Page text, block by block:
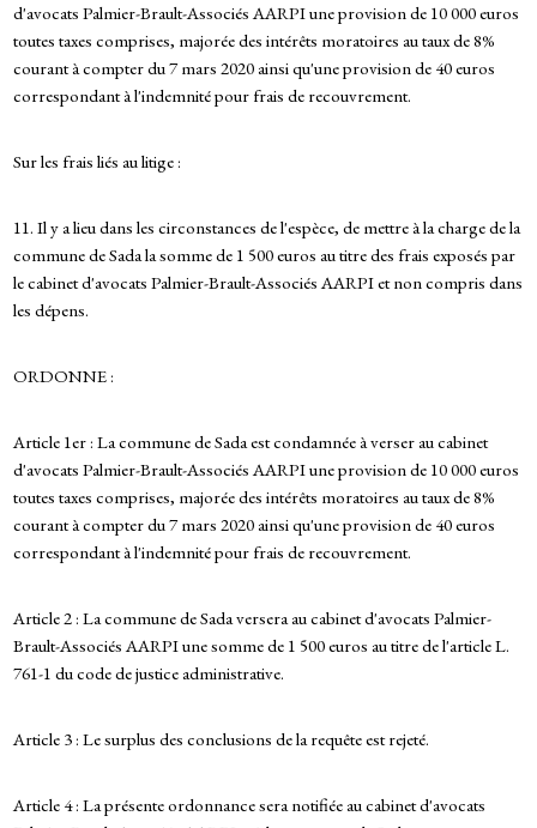
d'avocats Palmier-Brault-Associés AARPI une provision de 10 000 euros
toutes taxes comprises, majorée des intérêts moratoires au taux de 8%
courant à compter du 7 mars 2020 ainsi qu'une provision de 40 euros
correspondant à l'indemnité pour frais de recouvrement.
Sur les frais liés au litige :
11. Il y a lieu dans les circonstances de l'espèce, de mettre à la charge de la
commune de Sada la somme de 1 500 euros au titre des frais exposés par
le cabinet d'avocats Palmier-Brault-Associés AARPI et non compris dans
les dépens.
ORDONNE :
Article 1er : La commune de Sada est condamnée à verser au cabinet
d'avocats Palmier-Brault-Associés AARPI une provision de 10 000 euros
toutes taxes comprises, majorée des intérêts moratoires au taux de 8%
courant à compter du 7 mars 2020 ainsi qu'une provision de 40 euros
correspondant à l'indemnité pour frais de recouvrement.
Article 2 : La commune de Sada versera au cabinet d'avocats Palmier-
Brault-Associés AARPI une somme de 1 500 euros au titre de l'article L.
761-1 du code de justice administrative.
Article 3 : Le surplus des conclusions de la requête est rejeté.
Article 4 : La présente ordonnance sera notifiée au cabinet d'avocats